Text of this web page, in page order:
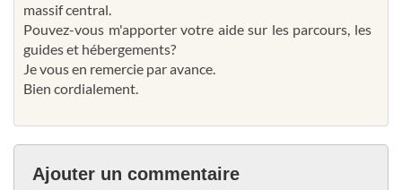
massif central.
Pouvez-vous m'apporter votre aide sur les parcours, les
guides et hébergements?
Je vous en remercie par avance.
Bien cordialement.
Ajouter un commentaire